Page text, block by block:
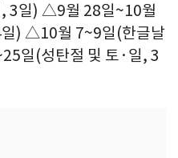
, 3일) △9월 28일~10월
일) △10월 7~9일(한글날
일(성탄절 및 토·일, 3